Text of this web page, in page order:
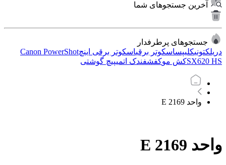
آخرین جستجوهای شما
جستجوهای پرطرفدار
دریلکتونیکلیپساسکوتر برقیاسکوتر برقی اینچCanon PowerShot
SX620 HSکش موکفشفندک اتمیپیچ گوشتی
واحد 2169 E
واحد 2169 E